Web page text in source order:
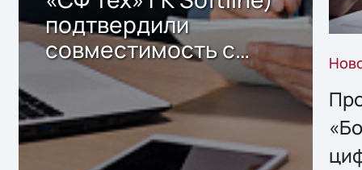
подтвердили
совместимость с
решением Sharx
Storage 2.x для
хранения данных